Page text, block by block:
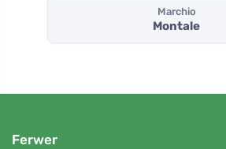
Marchio
Montale
Ferwer